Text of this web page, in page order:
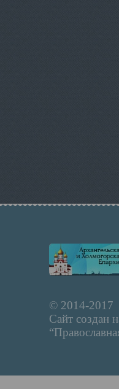
© 2014-2017
Сайт создан